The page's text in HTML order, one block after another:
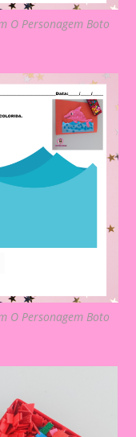
O Personagem Boto
O Personagem Boto